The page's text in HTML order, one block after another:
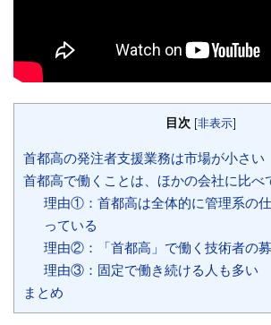
目次 [非表示]
首都高の発注者支援業務は市場が小さい
首都高で働くことは、ほかの会社に比べ
理由①：首都高は全体的に管理系の
っている
理由②：「首都高」で働く技術者の
理由③：固定で働き続ける人も多い
まとめ